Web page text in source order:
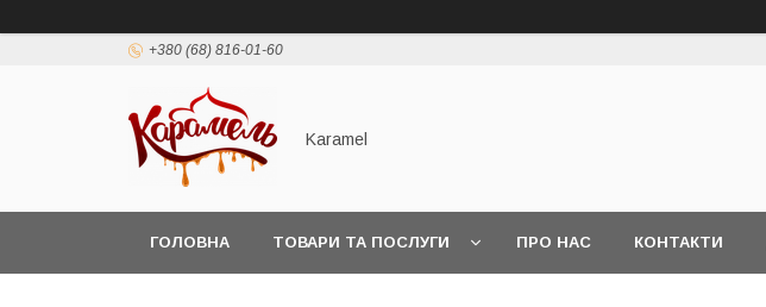
+380 (68) 816-01-60
Karamel
ГОЛОВНА ТОВАРИ ТА ПОСЛУГИ ПРО НАС КОНТАКТИ